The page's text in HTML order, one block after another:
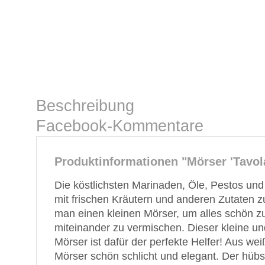
Beschreibung
Facebook-Kommentare
Produktinformationen "Mörser
Die köstlichsten Marinaden, Öle, Pestos
mit frischen Kräutern und anderen Zutaten
man einen kleinen Mörser, um alles schön
miteinander zu vermischen. Dieser kleine
Mörser ist dafür der perfekte Helfer! Aus
Mörser schön schlicht und elegant. Der